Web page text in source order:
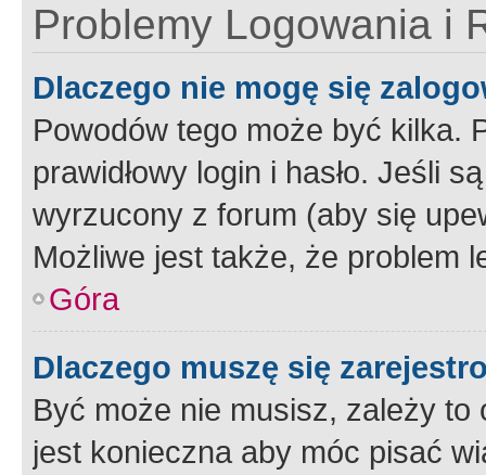
Problemy Logowania i
Dlaczego nie mogę się
Powodów tego może być kilka.
prawidłowy login i hasło. Jeśli
wyrzucony z forum (aby się
Możliwe jest także, że problem
Góra
Dlaczego muszę się
Być może nie musisz, zależy
jest konieczna aby móc pisać